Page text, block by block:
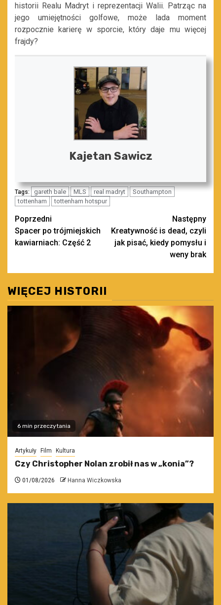
historii Realu Madryt i reprezentacji Walii. Patrząc na
jego umiejętności golfowe, może lada moment
rozpocznie karierę w sporcie, który daje mu więcej
frajdy?
Kajetan Sawicz
Tags: gareth bale MLS real madryt
Southampton
tottenham
tottenham hotspur
Zobacz
wpisy
Poprzedni
Spacer po trójmiejskich
kawiarniach: Część 2
Następny
Kreatywność is dead, czyli
jak pisać, kiedy pomysłu i
weny brak
WIĘCEJ HISTORII
6 min przeczytania
Artykuły Film Kultura
Czy Christopher Nolan zrobił nas w „konia”?
01/08/2026 Hanna Wiczkowska